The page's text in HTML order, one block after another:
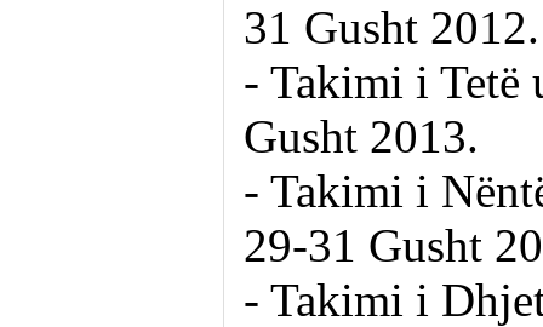
31 Gusht 2012.
- Takimi i Tetë
Gusht 2013.
- Takimi i
29-31 Gusht
- Takimi i